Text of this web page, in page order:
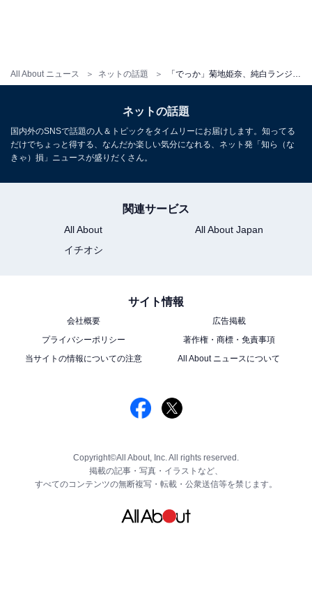
All About ニュース ネットの話題
ネットの話題
国内外のSNSで話題の人＆トピックをタイムリーにお届けします。知ってる
だけでちょっと得する、なんだか楽しい気分になれる、ネット発「知ら（な
きゃ）損」ニュースが盛りだくさん。
関連サービス
All About
All About Japan
イチオシ
サイト情報
会社概要
広告掲載
プライバシーポリシー
著作権・商標・免責事項
当サイトの情報についての注意
All About ニュースについて
Copyright©All About, Inc. All rights reserved.
掲載の記事・写真・イラストなど、
すべてのコンテンツの無断複写・転載・公衆送信等を禁じます。